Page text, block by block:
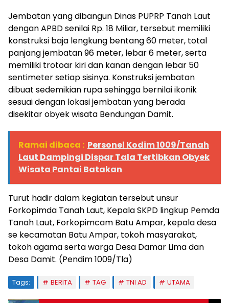
Jembatan yang dibangun Dinas PUPRP Tanah Laut
dengan APBD senilai Rp. 18 Miliar, tersebut memiliki
konstruksi baja lengkung bentang 60 meter, total
panjang jembatan 96 meter, lebar 6 meter, serta
memiliki trotoar kiri dan kanan dengan lebar 50
sentimeter setiap sisinya. Konstruksi jembatan
dibuat sedemikian rupa sehingga bernilai ikonik
sesuai dengan lokasi jembatan yang berada
disekitar obyek wisata Bendungan Damit.
Ramai dibaca : Personel Kodim 1009/Tanah
Laut Dampingi Dispar Tala Tertibkan Obyek
Wisata Pantai Batakan
Turut hadir dalam kegiatan tersebut unsur
Forkopimda Tanah Laut, Kepala SKPD lingkup Pemda
Tanah Laut, Forkopimcam Batu Ampar, kepala desa
se kecamatan Batu Ampar, tokoh masyarakat,
tokoh agama serta warga Desa Damar Lima dan
Desa Damit. (Pendim 1009/Tla)
Tags: BERITA TAG TNI AD UTAMA